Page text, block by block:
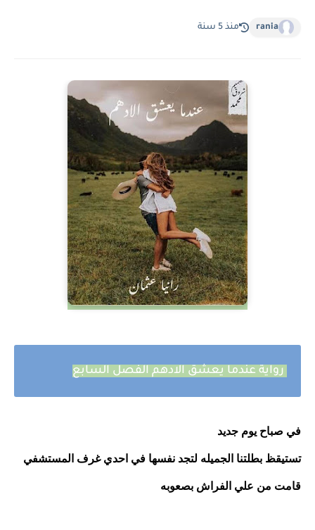
rania منذ 5 سنة
رواية عندما يعشق الادهم الفصل السابع
في صباح يوم جديد
تستيقظ بطلتنا الجميله لتجد نفسها في احدي غرف المستشفي
قامت من علي الفراش بصعوبه